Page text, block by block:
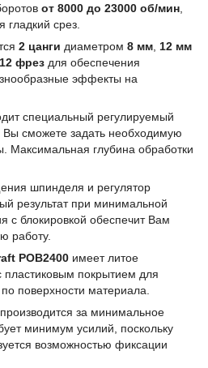
от 8000 до 23000 об/мин
гладкий срез.
2 цанги диаметром 8 мм 12 мм
фрез для обеспечения
эффекты на
специальный регулируемый
сможете задать необходимую
Максимальная глубина обработки
шпинделя и регулятор
результат при минимальной
с блокировкой обеспечит Вам
работу.
POB2400 имеет литое
покрытием для
поверхности материала.
за минимальное
минимум усилий, поскольку
возможностью фиксации